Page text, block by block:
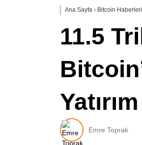
Ana Sayfa › Bitcoin Haberleri
11.5
Emre Toprak